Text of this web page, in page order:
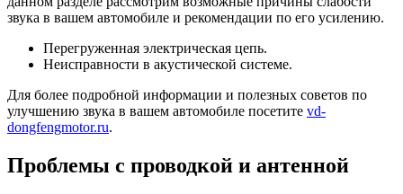
звука в вашем автомобиле и рекомендации по его усилению.
Перегруженная электрическая цепь.
Неисправности в акустической системе.
Для более подробной информации и полезных советов по
улучшению звука в вашем автомобиле посетите vd-
dongfengmotor.ru.
Проблемы с проводкой и антенной